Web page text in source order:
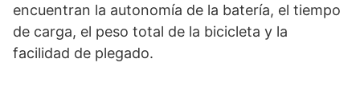
encuentran la autonomía de la batería, el tiempo
de carga, el peso total de la bicicleta y la
facilidad de plegado.